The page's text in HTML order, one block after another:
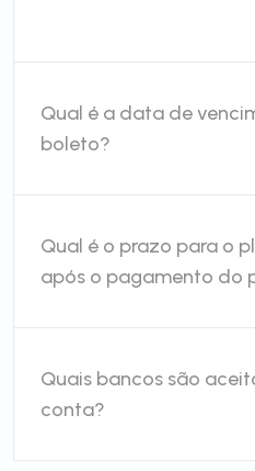
Qual é a data de
boleto?
Qual é o prazo para o
após o pagamento do
Quais bancos são
conta?